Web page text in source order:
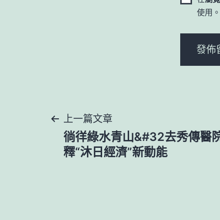
使用。
文
章
上一篇文章
徜徉綠水青山&#32去秀傳醫
釋“沐日經濟”新動能